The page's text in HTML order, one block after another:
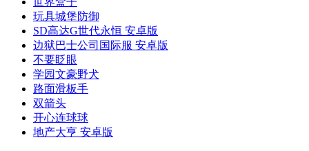
玩具城堡防御
SD高达G世代永恒 安卓版
边狱巴士公司国际服 安卓版
不要眨眼
学园文豪野犬
路面滑板手
双箭头
开心连球球
地产大亨 安卓版